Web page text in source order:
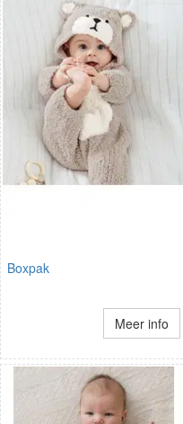
Boxpak
Meer info